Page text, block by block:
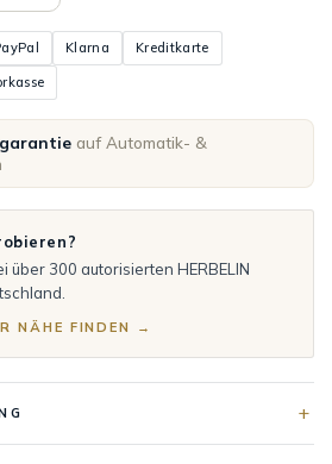
Klarna Kreditkarte
auf Automatik- &
über 300 autorisierten HERBELIN
NÄHE FINDEN →